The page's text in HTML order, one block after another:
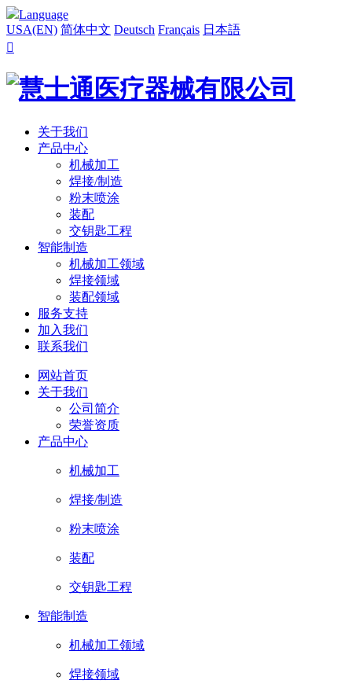
Language
USA(EN) 简体中文 Deutsch Français 日本語

关于我们
产品中心
机械加工
焊接/制造
粉末喷涂
装配
交钥匙工程
智能制造
机械加工领域
焊接领域
装配领域
服务支持
加入我们
联系我们
网站首页
关于我们
公司简介
荣誉资质
产品中心
机械加工
焊接/制造
粉末喷涂
装配
交钥匙工程
智能制造
机械加工领域
焊接领域